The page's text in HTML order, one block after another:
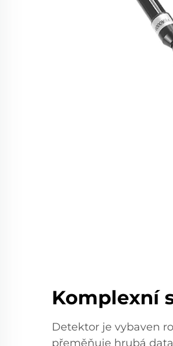
Komplexní
Detektor je vybaven
přeměňuje hrubá